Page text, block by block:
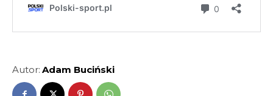
Autor: Adam Buciński